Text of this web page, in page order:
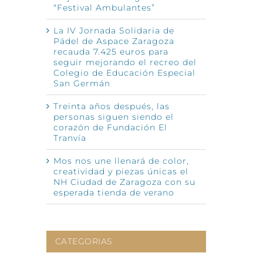
“Festival Ambulantes”
La IV Jornada Solidaria de
Pádel de Aspace Zaragoza
recauda 7.425 euros para
seguir mejorando el recreo del
Colegio de Educación Especial
San Germán
Treinta años después, las
personas siguen siendo el
corazón de Fundación El
Tranvía
Mos nos une llenará de color,
creatividad y piezas únicas el
NH Ciudad de Zaragoza con su
esperada tienda de verano
CATEGORIAS